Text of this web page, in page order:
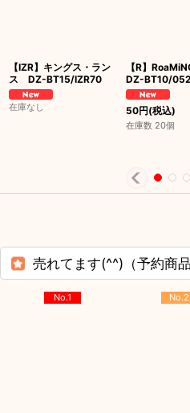
【IZR】キングス・ラン
ス DZ-BT15/IZR70
在庫なし
【R】
DZ-BT10/052
50円(税込)
在庫数 20個
売れてます(^^)（予約商
No.1 No.2